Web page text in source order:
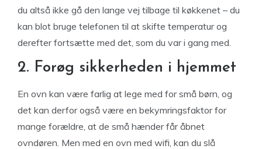
du altså ikke gå den lange vej tilbage til køkkenet – du
kan blot bruge telefonen til at skifte temperatur og
derefter fortsætte med det, som du var i gang med.
2. Forøg sikkerheden i hjemmet
En ovn kan være farlig at lege med for små børn, og
det kan derfor også være en bekymringsfaktor for
mange forældre, at de små hænder får åbnet
ovndøren. Men med en ovn med wifi, kan du slå